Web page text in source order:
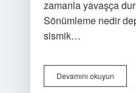
zamanla yavaşça
Sönümleme nedir
sismik…
Devamını okuyunEnerji